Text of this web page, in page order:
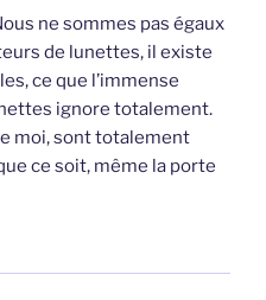
ne sommes pas égaux
de lunettes, il existe
ce que l’immense
ignore totalement.
moi, sont totalement
ce soit, même la porte